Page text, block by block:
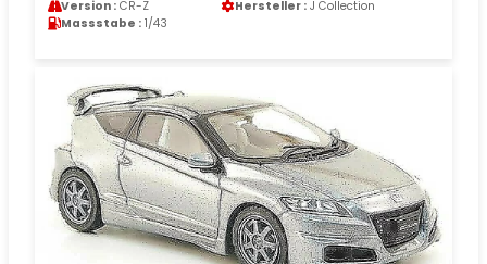
Version : CR-Z Hersteller : J Collection
Massstabe : 1/43